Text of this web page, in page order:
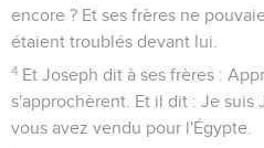
encore ? Et ses frères ne
étaient troublés devant lui.
4 Et Joseph dit à ses frères :
s'approchèrent. Et il dit : Je suis
vous avez vendu pour l'Égypte.